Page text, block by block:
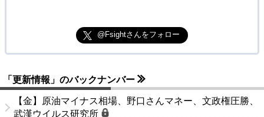
@Fsightさんをフォロー
「更新情報」のバックナンバー
【金】原油マイナス相場、野口さんマネー、文政権圧勝、
武漢ウイルス研究所